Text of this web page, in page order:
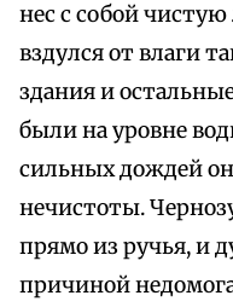
нес с собой
вздулся от влаги
здания и
были на уровне
сильных дождей он
нечистоты.
прямо из ручья, и
причиной